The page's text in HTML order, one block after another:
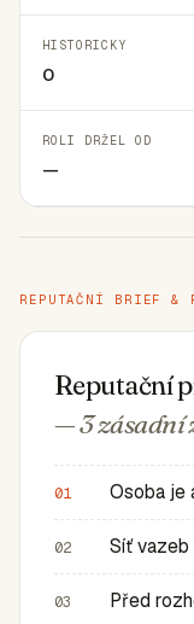
HISTORICKY
0
ROLI DRŽEL OD
—
REPUTAČNÍ BRIEF &
Reputační
— 3 zásadní
01
02
03